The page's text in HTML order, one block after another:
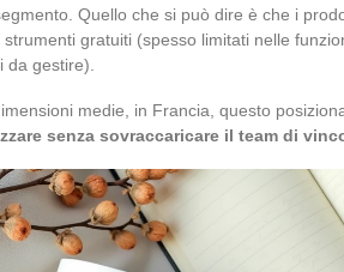
Quello che si può dire è che i
gratuiti (spesso limitati nelle
da gestire).
medie, in Francia, questo
senza sovraccaricare il team di